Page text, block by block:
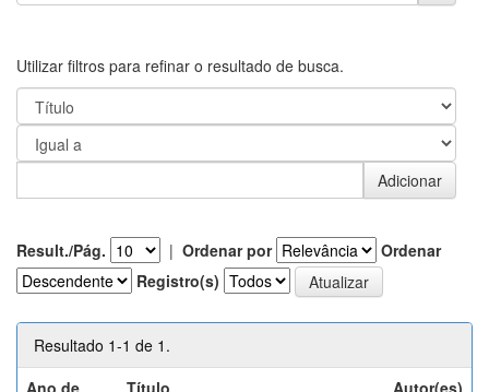
Utilizar filtros para refinar o resultado de busca.
Result./Pág. | Ordenar por
Ordenar
Registro(s)
Resultado 1-1 de 1.
Ano de
Título Autor(es)